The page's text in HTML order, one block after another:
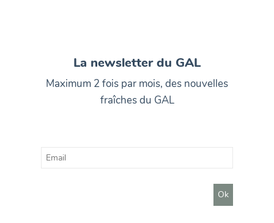
La newsletter du GAL
Maximum 2 fois par mois, des nouvelles
fraîches du GAL